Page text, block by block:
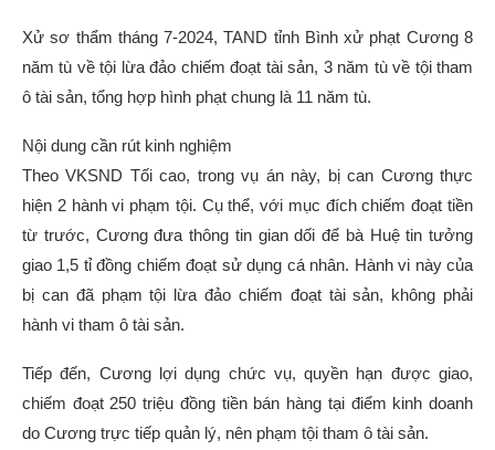
Xử sơ thẩm tháng 7-2024, TAND tỉnh Bình xử phạt Cương 8
năm tù về tội lừa đảo chiếm đoạt tài sản, 3 năm tù về tội tham
ô tài sản, tổng hợp hình phạt chung là 11 năm tù.
Nội dung cần rút kinh nghiệm
Theo VKSND Tối cao, trong vụ án này, bị can Cương thực
hiện 2 hành vi phạm tội. Cụ thể, với mục đích chiếm đoạt tiền
từ trước, Cương đưa thông tin gian dối để bà Huệ tin tưởng
giao 1,5 tỉ đồng chiếm đoạt sử dụng cá nhân. Hành vi này của
bị can đã phạm tội lừa đảo chiếm đoạt tài sản, không phải
hành vi tham ô tài sản.
Tiếp đến, Cương lợi dụng chức vụ, quyền hạn được giao,
chiếm đoạt 250 triệu đồng tiền bán hàng tại điểm kinh doanh
do Cương trực tiếp quản lý, nên phạm tội tham ô tài sản.